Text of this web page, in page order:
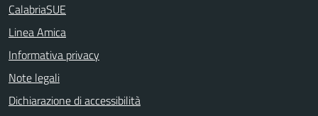
CalabriaSUE
Linea Amica
Informativa privacy
Note legali
Dichiarazione di accessibilità